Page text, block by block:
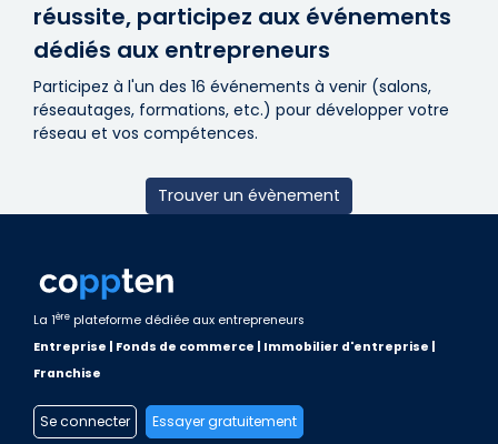
réussite, participez aux événements
dédiés aux entrepreneurs
Participez à l'un des 16 événements à venir (salons,
réseautages, formations, etc.) pour développer votre
réseau et vos compétences.
Trouver un évènement
La 1ère plateforme dédiée aux entrepreneurs
Entreprise | Fonds de commerce | Immobilier d'entreprise |
Franchise
Se connecter Essayer gratuitement